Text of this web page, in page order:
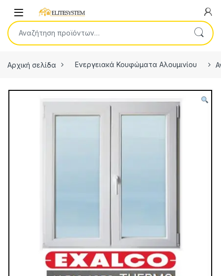
Open
Αναζήτηση για:
Αρχική σελίδα Ενεργειακά Κουφώματα Αλουμινίου